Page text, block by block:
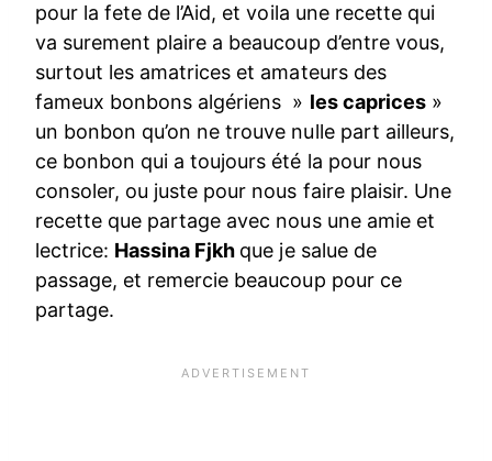
pour la fete de l’Aid, et voila une recette qui
va surement plaire a beaucoup d’entre vous,
surtout les amatrices et amateurs des
fameux bonbons algériens » les caprices»
un bonbon qu’on ne trouve nulle part ailleurs,
ce bonbon qui a toujours été la pour nous
consoler, ou juste pour nous faire plaisir. Une
recette que partage avec nous une amie et
lectrice: Hassina Fjkh que je salue de
passage, et remercie beaucoup pour ce
partage.